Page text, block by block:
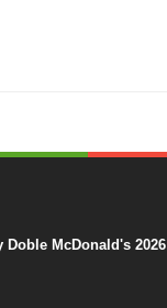
Doble McDonald's 2026